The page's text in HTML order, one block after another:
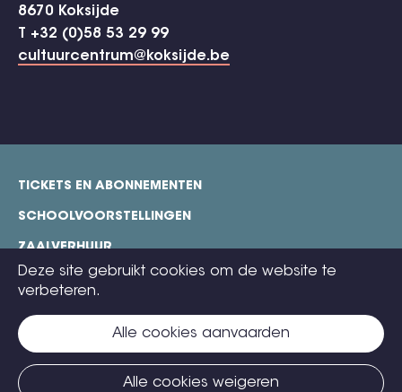
8670 Koksijde
T +32 (0)58 53 29 99
cultuurcentrum@koksijde.be
Deze site gebruikt cookies om de website te
verbeteren.
Alle cookies weigeren
Alle cookies aanvaarden
footer
TICKETS EN ABONNEMENTEN
SCHOOLVOORSTELLINGEN
ZAALVERHUUR
TECHNISCHE FICHES
CONTACT
TICKETS